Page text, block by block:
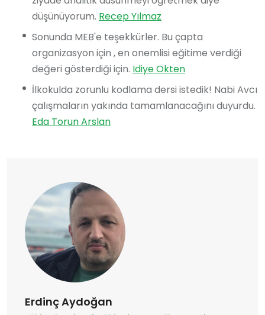
düşünüyorum. Recep Yılmaz
Sonunda MEB'e teşekkürler. Bu çapta
organizasyon için , en onemlisi eğitime verdiği
değeri gösterdiği için. Idiye Okten
İlkokulda zorunlu kodlama dersi istedik! Nabi Avcı
çalışmaların yakında tamamlanacağını duyurdu.
Eda Torun Arslan
Erdinç Aydoğan